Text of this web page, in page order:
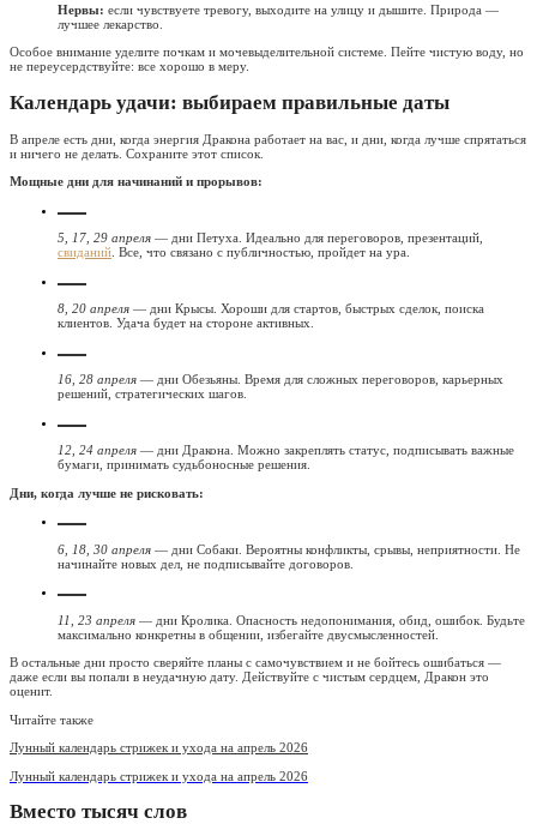
Нервы: если чувствуете тревогу, выходите на улицу и дышите. Природа —
лучшее лекарство.
Особое внимание уделите почкам и мочевыделительной системе. Пейте чистую воду, но
не переусердствуйте: все хорошо в меру.
Календарь удачи: выбираем правильные даты
В апреле есть дни, когда энергия Дракона работает на вас, и дни, когда лучше спрятаться
и ничего не делать. Сохраните этот список.
Мощные дни для начинаний и прорывов:
5, 17, 29 апреля — дни Петуха. Идеально для переговоров, презентаций,
свиданий . Все, что связано с публичностью, пройдет на ура.
8, 20 апреля — дни Крысы. Хороши для стартов, быстрых сделок, поиска
клиентов. Удача будет на стороне активных.
16, 28 апреля — дни Обезьяны. Время для сложных переговоров, карьерных
решений, стратегических шагов.
12, 24 апреля — дни Дракона. Можно закреплять статус, подписывать важные
бумаги, принимать судьбоносные решения.
Дни, когда лучше не рисковать:
6, 18, 30 апреля — дни Собаки. Вероятны конфликты, срывы, неприятности. Не
начинайте новых дел, не подписывайте договоров.
11, 23 апреля — дни Кролика. Опасность недопонимания, обид, ошибок. Будьте
максимально конкретны в общении, избегайте двусмысленностей.
В остальные дни просто сверяйте планы с самочувствием и не бойтесь ошибаться —
даже если вы попали в неудачную дату. Действуйте с чистым сердцем, Дракон это
оценит.
Читайте также
Лунный календарь стрижек и ухода на апрель 2026
Лунный календарь стрижек и ухода на апрель 2026
Вместо тысяч слов